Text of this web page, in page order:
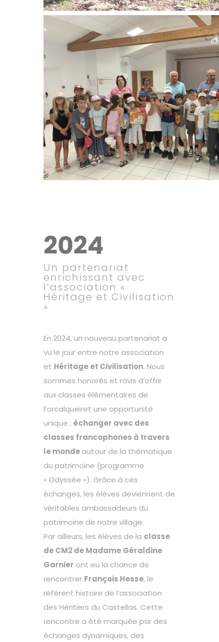
2024
Un partenariat
enrichissant avec
l’association «
Héritage et Civilisation
»
En 2024, un nouveau partenariat a
vu le jour entre notre association
et Héritage et Civilisation. Nous
sommes honorés et ravis d’offrir
aux classes élémentaires de
Forcalqueiret une opportunité
unique : échanger avec des
classes francophones à travers
le mondeautour de la thématique
du patrimoine (programme
« Odyssée »). Grâce à ces
échanges, les élèves deviennent de
véritables ambassadeurs du
patrimoine de notre village.
Par ailleurs, les élèves de la classe
de CM2 de Madame Géraldine
Garnier ont eu la chance de
rencontrer François Hesse, le
référent histoire de l’association
des Héritiers du Castellas. Cette
rencontre a été marquée par des
échanges dynamiques, des